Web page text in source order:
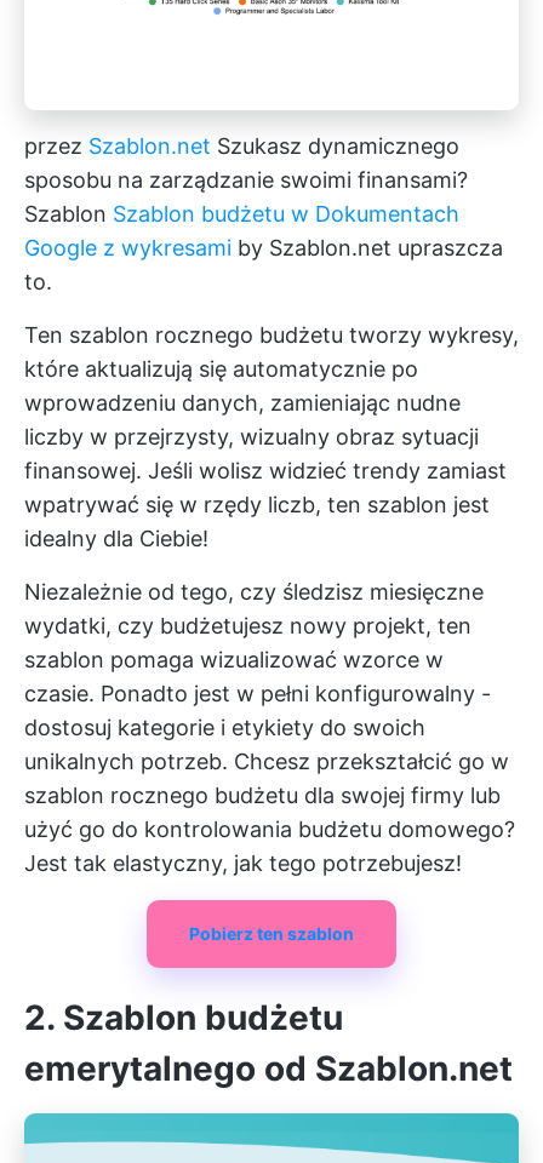
przez Szablon.net Szukasz dynamicznego
sposobu na zarządzanie swoimi finansami?
Szablon Szablon budżetu w Dokumentach
Google z wykresami by Szablon.net upraszcza
to.
Ten szablon rocznego budżetu tworzy wykresy,
które aktualizują się automatycznie po
wprowadzeniu danych, zamieniając nudne
liczby w przejrzysty, wizualny obraz sytuacji
finansowej. Jeśli wolisz widzieć trendy zamiast
wpatrywać się w rzędy liczb, ten szablon jest
idealny dla Ciebie!
Niezależnie od tego, czy śledzisz miesięczne
wydatki, czy budżetujesz nowy projekt, ten
szablon pomaga wizualizować wzorce w
czasie. Ponadto jest w pełni konfigurowalny -
dostosuj kategorie i etykiety do swoich
unikalnych potrzeb. Chcesz przekształcić go w
szablon rocznego budżetu dla swojej firmy lub
użyć go do kontrolowania budżetu domowego?
Jest tak elastyczny, jak tego potrzebujesz!
Pobierz ten szablon
2. Szablon budżetu
emerytalnego od Szablon.net